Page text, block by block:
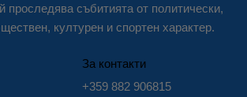
проследява събитията от политически,
културен и спортен характер.
За контакти
+359 882 906815